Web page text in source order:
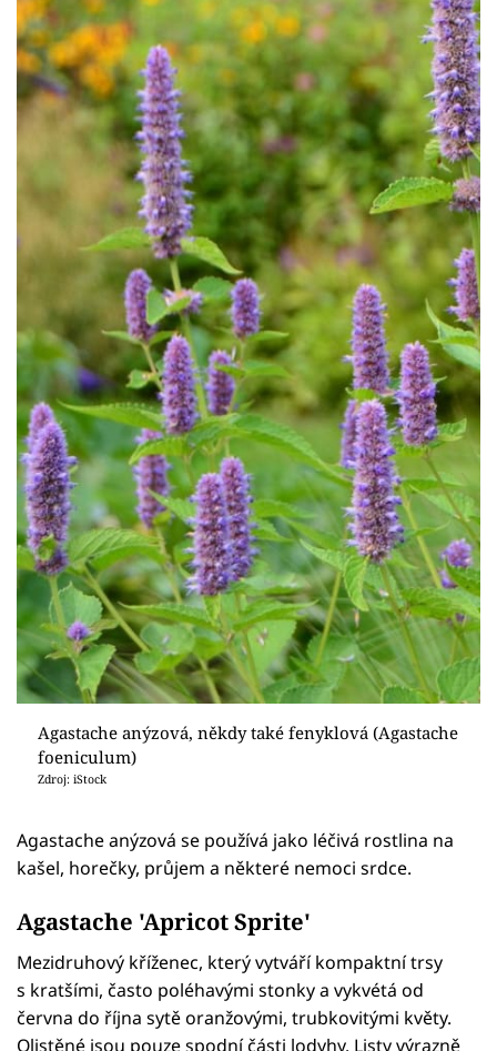
Agastache anýzová, někdy také fenyklová (Agastache
foeniculum)
Zdroj: iStock
Agastache anýzová se používá jako léčivá rostlina na
kašel, horečky, průjem a některé nemoci srdce.
Agastache 'Apricot Sprite'
Mezidruhový kříženec, který vytváří kompaktní trsy
s kratšími, často poléhavými stonky a vykvétá od
června do října sytě oranžovými, trubkovitými květy.
Olistěné jsou pouze spodní části lodyhy. Listy výrazně